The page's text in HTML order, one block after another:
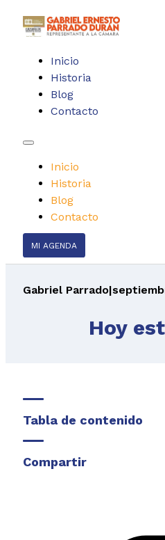
Inicio
Historia
Blog
Contacto
Inicio
Historia
Blog
Contacto
MI AGENDA
Gabriel Parrado|
Hoy
Tabla de contenido
Compartir